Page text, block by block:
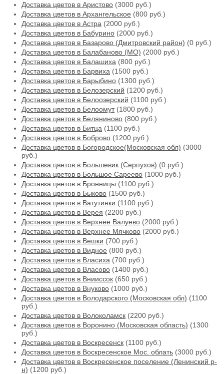
Доставка цветов в Аристово (3000 руб.)
Доставка цветов в Архангельское (800 руб.)
Доставка цветов в Астра (2000 руб.)
Доставка цветов в Бабурино (2000 руб.)
Доставка цветов в Базарово (Дмитровский район) (0 руб.)
Доставка цветов в Балабаново (МО) (2000 руб.)
Доставка цветов в Балашиха (800 руб.)
Доставка цветов в Барвиха (1500 руб.)
Доставка цветов в Барыбино (1300 руб.)
Доставка цветов в Белозерский (1200 руб.)
Доставка цветов в Белоозерский (1100 руб.)
Доставка цветов в Белоомут(1800 руб.)
Доставка цветов в Беляниново (800 руб.)
Доставка цветов в Битца (1100 руб.)
Доставка цветов в Боброво (1200 руб.)
Доставка цветов в Богородское(Московская обл) (3000
руб.)
Доставка цветов в Большевик (Серпухов) (0 руб.)
Доставка цветов в Большое Сареево (1000 руб.)
Доставка цветов в Бронницы (1100 руб.)
Доставка цветов в Быково (1500 руб.)
Доставка цветов в Ватутинки (1100 руб.)
Доставка цветов в Верея (2200 руб.)
Доставка цветов в Верхнее Валуево (2000 руб.)
Доставка цветов в Верхнее Мячково (2000 руб.)
Доставка цветов в Вешки (700 руб.)
Доставка цветов в Видное (800 руб.)
Доставка цветов в Власиха (700 руб.)
Доставка цветов в Власово (1400 руб.)
Доставка цветов в Внииссок (650 руб.)
Доставка цветов в Внуково (1000 руб.)
Доставка цветов в Володарского (Московская обл) (1100
руб.)
Доставка цветов в Волоколамск (2200 руб.)
Доставка цветов в Воронино (Московская область) (1300
руб.)
Доставка цветов в Воскресенск (1100 руб.)
Доставка цветов в Воскресенское Мос. облать (3000 руб.)
Доставка цветов в Воскресенское поселение (Ленинский р-
н) (1200 руб.)